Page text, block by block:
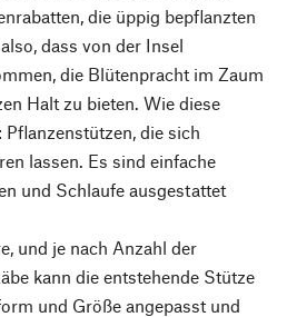
die üppig bepflanzten
dass von der Insel
die Blütenpracht im Zaum
Halt zu bieten. Wie diese
Pflanzenstützen, die sich
lassen. Es sind einfache
und Schlaufe ausgestattet
und je nach Anzahl der
kann die entstehende Stütze
und Größe angepasst und